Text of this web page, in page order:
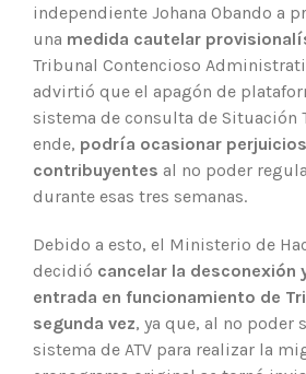
independiente Johana Obando a
una medida cautelar
Tribunal Contencioso
advirtió que el apagón de
sistema de consulta de Situación
ende, podría ocasionar
contribuyentes al no poder
durante esas tres semanas.
Debido a esto, el Ministerio de
decidió cancelar la desconexión
entrada en funcionamiento de
segunda vez, ya que, al no poder
sistema de ATV para realizar la